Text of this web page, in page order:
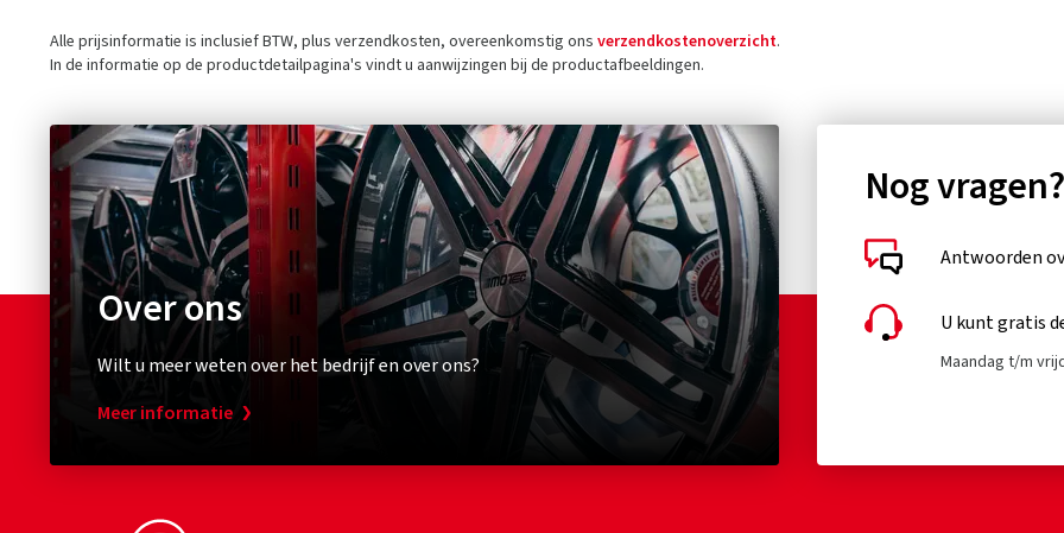
Alle prijsinformatie is inclusief BTW, plus verzendkosten, overeenkomstig ons verzendkostenoverzicht.
In de informatie op de productdetailpagina's vindt u aanwijzingen bij de productafbeeldingen.
Over ons
Wilt u meer weten over het bedrijf en over ons?
Meer informatie
Nog vragen?
Antwoorden
U kunt gratis
Maandag t/m